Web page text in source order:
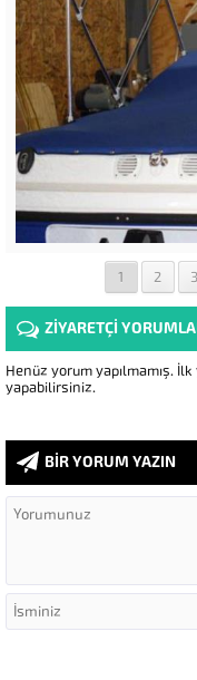
1 2 3
ZİYARETÇİ
Henüz yorum yapılmamış.
yapabilirsiniz.
BİR YORUM YAZIN